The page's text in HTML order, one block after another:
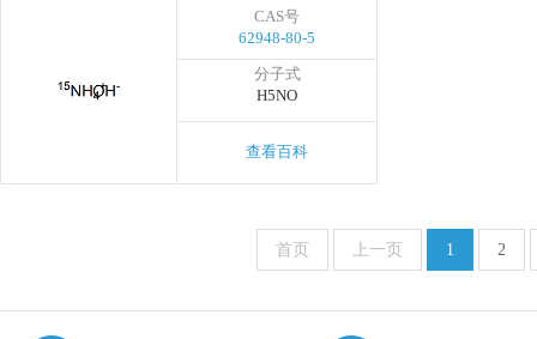
CAS号
62948-80-5
分子式
H5NO
查看百科
首页 上一页 1 2